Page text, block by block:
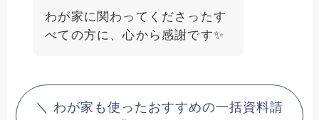
わが家に関わってくださったす
べての方に、心から感謝です✨️
＼ わが家も使ったおすすめの一括資料請